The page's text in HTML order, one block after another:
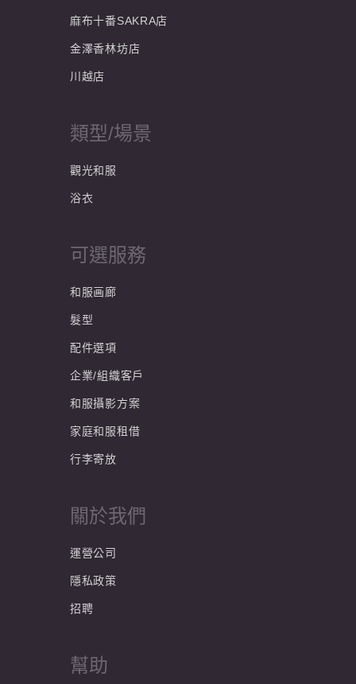
麻布十番SAKRA店
金澤香林坊店
川越店
類型/場景
觀光和服
浴衣
可選服務
和服画廊
髮型
配件選項
企業/組織客戶
和服攝影方案
家庭和服租借
行李寄放
關於我們
運營公司
隱私政策
招聘
幫助